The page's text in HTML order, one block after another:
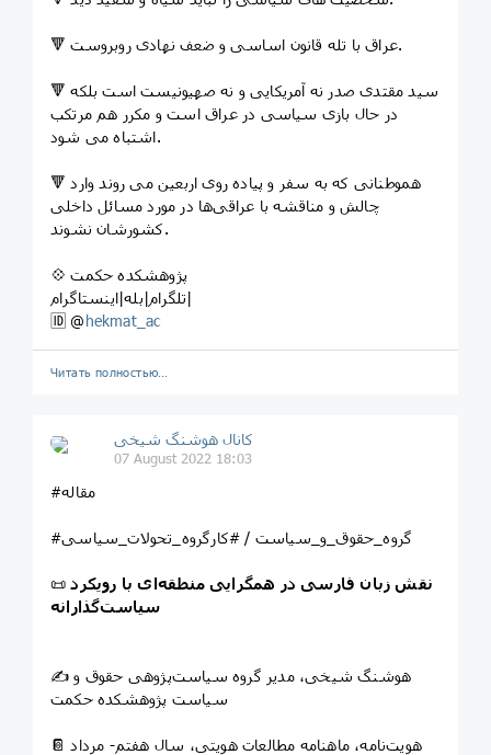
🔻 عراق با تله قانون اساسی و ضعف نهادی روبروست.
🔻 سید مقتدی صدر نه آمریکایی و نه صهیونیست است بلکه
در حال بازی سیاسی در عراق است و مکرر هم مرتکب
اشتباه می شود.
🔻 هموطنانی که به سفر و پیاده روی اربعین می روند وارد
چالش و مناقشه با عراقی‌ها در مورد مسائل داخلی
کشورشان نشوند.
💠 پژوهشکده حکمت
تلگرام|بله|اینستاگرام|
🆔 @hekmat_ac
Читать полностью…
️️كانال هوشنگ شیخی️
07 August 2022 18:03
#مقاله
#گروه_حقوق_و_سیاست / #کارگروه_تحولات_سیاسی
📜نقش زبان فارسی در همگرایی منطقه‌ای با رویکرد
سیاست‌گذارانه
✍️ هوشنگ شیخی، مدیر گروه سیاست‌پژوهی حقوق و
سیاست پژوهشکده حکمت
📔 هویت‌نامه، ماهنامه مطالعات هویتی، سال هفتم- مرداد